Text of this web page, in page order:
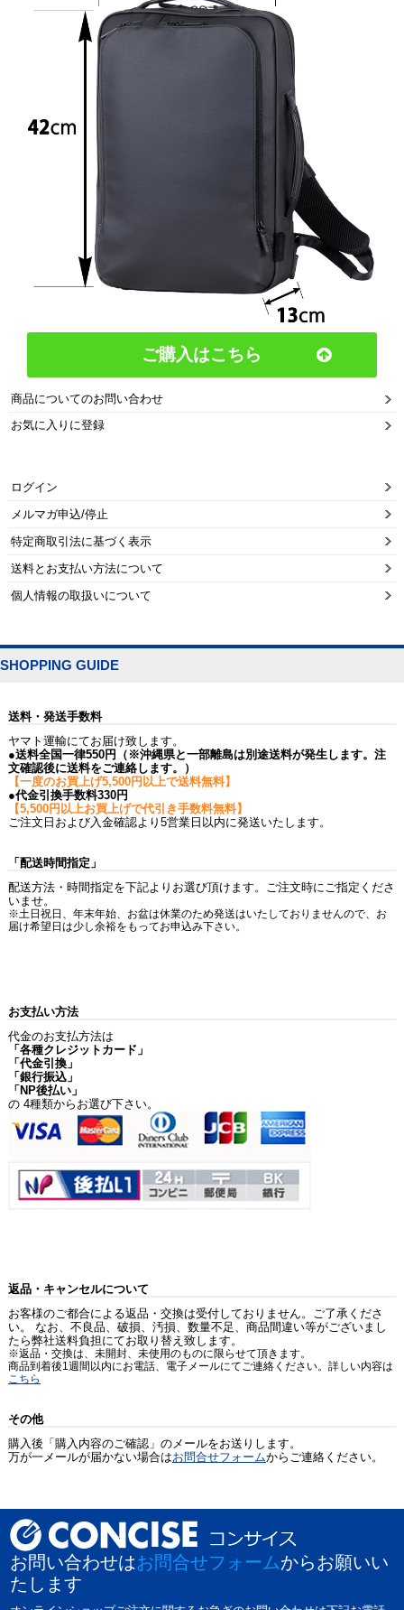
ご購入はこちら
商品についてのお問い合わせ
お気に入りに登録
ログイン
メルマガ申込/停止
特定商取引法に基づく表示
送料とお支払い方法について
個人情報の取扱いについて
SHOPPING GUIDE
送料・発送手数料
ヤマト運輸にてお届け致します。
●送料全国一律550円（※沖縄県と一部離島は別途送料が発生します。注
文確認後に送料をご連絡します。）
【一度のお買上げ5,500円以上で送料無料】
●代金引換手数料330円
【5,500円以上お買上げで代引き手数料無料】
ご注文日および入金確認より5営業日以内に発送いたします。
「配送時間指定」
配送方法・時間指定を下記よりお選び頂けます。ご注文時にご指定くださ
いませ。
※土日祝日、年末年始、お盆は休業のため発送はいたしておりませんので、お
届け希望日は少し余裕をもってお申込み下さい。
お支払い方法
代金のお支払方法は
「各種クレジットカード」
「代金引換」
「銀行振込」
「NP後払い」
の 4種類からお選び下さい。
返品・キャンセルについて
お客様のご都合による返品・交換は受付しておりません。ご了承くださ
い。 なお、不良品、破損、汚損、数量不足、商品間違い等がございまし
たら弊社送料負担にてお取り替え致します。
※返品・交換は、未開封、未使用のものに限らせて頂きます。
商品到着後1週間以内にお電話、電子メールにてご連絡ください。詳しい内容は
こちら
その他
購入後「購入内容のご確認」のメールをお送りします。
万が一メールが届かない場合はお問合せフォームからご連絡ください。
お問い合わせはお問合せフォームからお願いい
たします